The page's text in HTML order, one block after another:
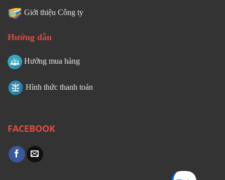
Giới thiệu Công ty
Hướng dẫn
Hướng mua hàng
Hình thức thanh toán
FACEBOOK